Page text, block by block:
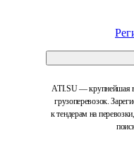
ATI.SU — крупнейшая
грузоперевозок.
к тендерам на